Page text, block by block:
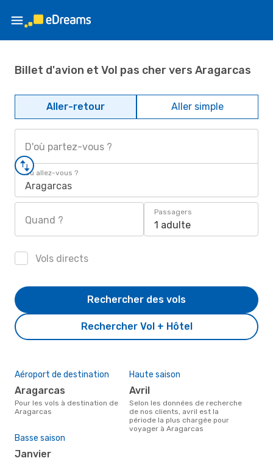
Billet d'avion et Vol pas cher vers Aragarcas
Aller-retour Aller simple
D'où partez-vous ?
Où allez-vous ?
Aragarcas
Quand ?
Passagers
1 adulte
Vols directs
Rechercher Vol + Hôtel
Rechercher des vols
Aéroport de destination
Aragarcas
Pour les vols à destination de
Aragarcas
Haute saison
avril
Selon les données de recherche
de nos clients, avril est la
période la plus chargée pour
voyager à Aragarcas
Basse saison
janvier